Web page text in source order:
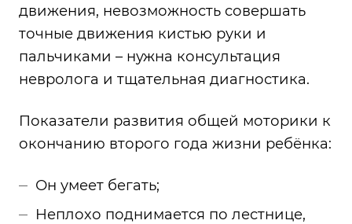
движения, невозможность совершать
точные движения кистью руки и
пальчиками – нужна консультация
невролога и тщательная диагностика.
Показатели развития общей моторики к
окончанию второго года жизни ребёнка:
Он умеет бегать;
Неплохо поднимается по лестнице,